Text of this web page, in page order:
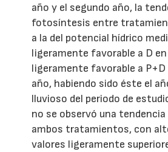
año y el segundo año, la
fotosíntesis entre
a la del potencial hídrico
ligeramente favorable a D
ligeramente favorable a P+D
año, habiendo sido éste el
lluvioso del periodo de
no se observó una
ambos tratamientos, con
valores ligeramente